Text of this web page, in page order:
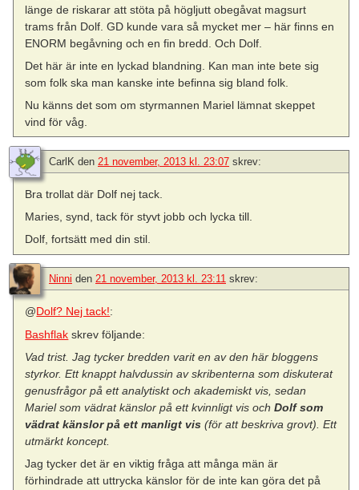
länge de riskarar att stöta på högljutt obegåvat magsurt
trams från Dolf. GD kunde vara så mycket mer – här finns en
ENORM begåvning och en fin bredd. Och Dolf.
Det här är inte en lyckad blandning. Kan man inte bete sig
som folk ska man kanske inte befinna sig bland folk.
Nu känns det som om styrmannen Mariel lämnat skeppet
vind för våg.
CarlK den 21 november, 2013 kl. 23:07 skrev:
Bra trollat där Dolf nej tack.
Maries, synd, tack för styvt jobb och lycka till.
Dolf, fortsätt med din stil.
Ninni den 21 november, 2013 kl. 23:11 skrev:
@Dolf? Nej tack!:
Bashflak skrev följande:
Vad trist. Jag tycker bredden varit en av den här bloggens
styrkor. Ett knappt halvdussin av skribenterna som diskuterat
genusfrågor på ett analytiskt och akademiskt vis, sedan
Mariel som vädrat känslor på ett kvinnligt vis ochDolf som
vädrat känslor på ett manligt vis (för att beskriva grovt). Ett
utmärkt koncept.
Jag tycker det är en viktig fråga att många män är
förhindrade att uttrycka känslor för de inte kan göra det på